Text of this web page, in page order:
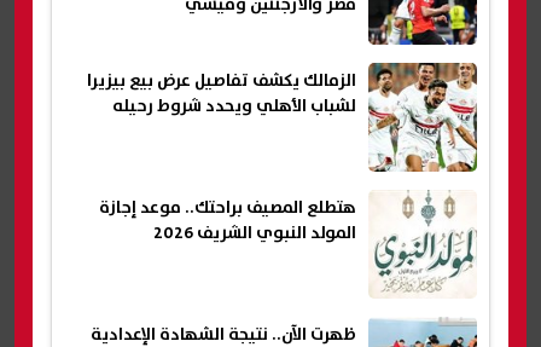
الزمالك يكشف تفاصيل عرض بيع بيزيرا
لشباب الأهلي ويحدد شروط رحيله
هتطلع المصيف براحتك.. موعد إجازة
المولد النبوي الشريف 2026
ظهرت الآن.. نتيجة الشهادة الإعدادية